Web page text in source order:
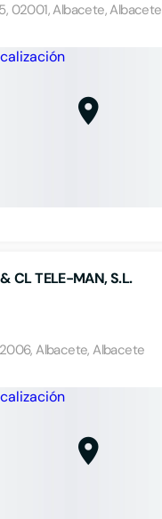
02001, Albacete, Albacete
CL TELE-MAN, S.L.
Albacete, Albacete